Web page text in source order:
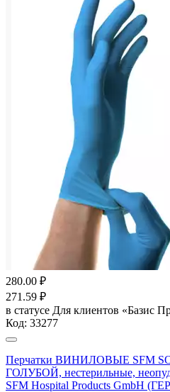
280.00 ₽
271.59 ₽
в статусе Для клиентов «Базис
Код: 33277
Перчатки ВИНИЛОВЫЕ SFM
ГОЛУБОЙ, нестерильные,
SFM Hospital Products GmbH